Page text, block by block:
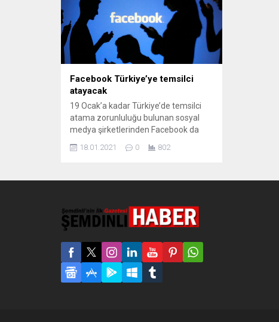
Facebook Türkiye’ye temsilci
atayacak
19 Ocak’a kadar Türkiye’de temsilci
atama zorunluluğu bulunan sosyal
medya şirketlerinden Facebook da
insanların ifade özgürlüğünün ve
sosyal ağ sağlayıcılarına temsilcilik
açma zorunluluğu getiren ‘Sosyal
temsilci atama kararı...
18.01.2021 0 802